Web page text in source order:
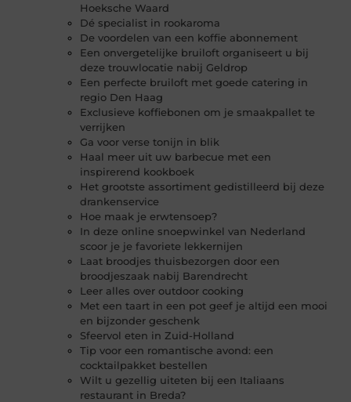
Hoeksche Waard
Dé specialist in rookaroma
De voordelen van een koffie abonnement
Een onvergetelijke bruiloft organiseert u bij
deze trouwlocatie nabij Geldrop
Een perfecte bruiloft met goede catering in
regio Den Haag
Exclusieve koffiebonen om je smaakpallet te
verrijken
Ga voor verse tonijn in blik
Haal meer uit uw barbecue met een
inspirerend kookboek
Het grootste assortiment gedistilleerd bij deze
drankenservice
Hoe maak je erwtensoep?
In deze online snoepwinkel van Nederland
scoor je je favoriete lekkernijen
Laat broodjes thuisbezorgen door een
broodjeszaak nabij Barendrecht
Leer alles over outdoor cooking
Met een taart in een pot geef je altijd een mooi
en bijzonder geschenk
Sfeervol eten in Zuid-Holland
Tip voor een romantische avond: een
cocktailpakket bestellen
Wilt u gezellig uiteten bij een Italiaans
restaurant in Breda?